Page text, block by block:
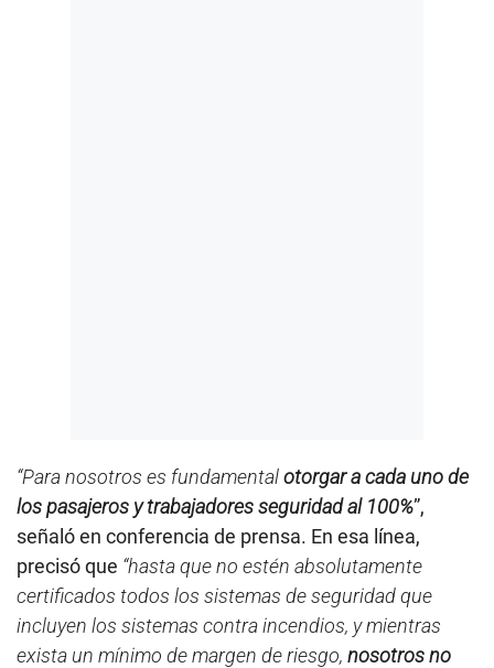
“Para nosotros es fundamentalotorgar a cada uno de
los pasajeros y trabajadores seguridad al 100%”,
señaló en conferencia de prensa. En esa línea,
precisó que “hasta que no estén absolutamente
certificados todos los sistemas de seguridad que
incluyen los sistemas contra incendios, y mientras
exista un mínimo de margen de riesgo, nosotros no